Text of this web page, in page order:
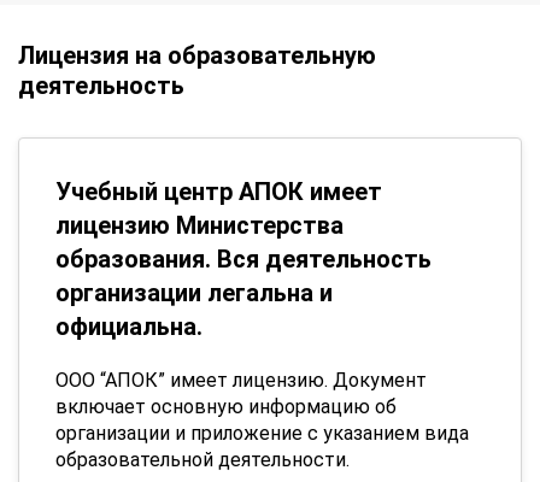
Лицензия на образовательную
деятельность
Учебный центр АПОК имеет
лицензию Министерства
образования. Вся деятельность
организации легальна и
официальна.
ООО “АПОК” имеет лицензию. Документ
включает основную информацию об
организации и приложение с указанием вида
образовательной деятельности.